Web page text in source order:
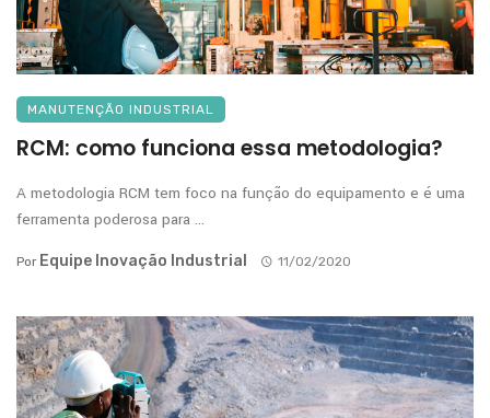
MANUTENÇÃO INDUSTRIAL
RCM: como funciona essa metodologia?
A metodologia RCM tem foco na função do equipamento e é uma
ferramenta poderosa para ...
Por Equipe Inovação Industrial 11/02/2020